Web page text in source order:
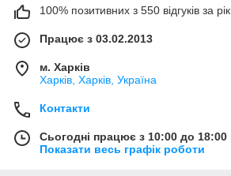
100% позитивних з 550 відгуків за рік
Працює з 03.02.2013
м. Харків
Харків, Харків, Україна
Контакти
Сьогодні працює з 10:00 до 18:00
Показати весь графік роботи